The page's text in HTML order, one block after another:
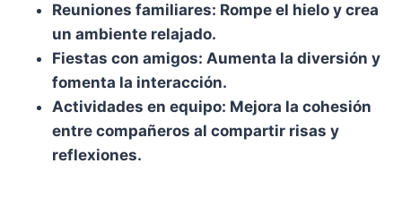
Reuniones familiares: Rompe el hielo y crea
un ambiente relajado.
Fiestas con amigos: Aumenta la diversión y
fomenta la interacción.
Actividades en equipo: Mejora la cohesión
entre compañeros al compartir risas y
reflexiones.